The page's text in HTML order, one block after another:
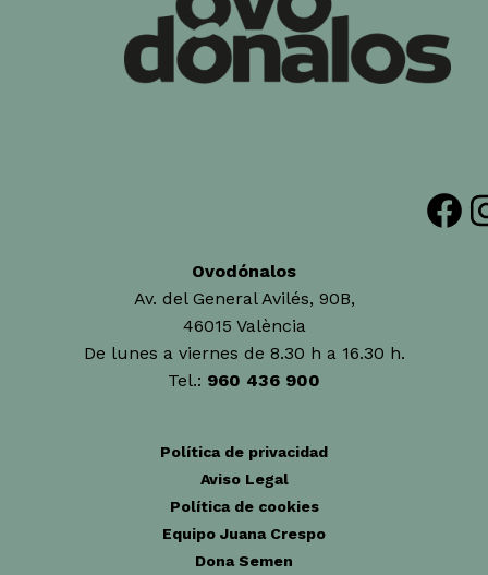
Facebook
Ovodónalos
Av. del General Avilés, 90B,
46015 València
De lunes a viernes de 8.30 h a 16.30 h.
Tel.: 960 436 900
Política de privacidad
Aviso Legal
Política de cookies
Equipo Juana Crespo
Dona Semen